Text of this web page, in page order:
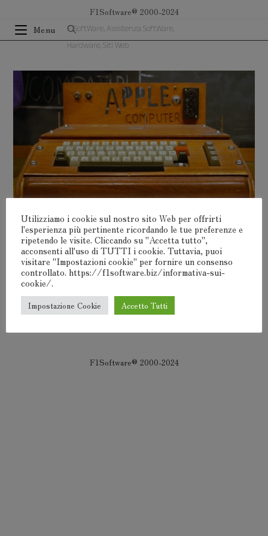
contenuto
F1Software® 2000-2024
Menu
F1SoftWare, Assistenza SoftWare,
Hardware, Siti Web
Lascia Un Commento
Deviconnetterti
F1Software® 2000-2024
Utilizziamo i cookie sul nostro sito Web per offrirti
l'esperienza più pertinente ricordando le tue preferenze e
ripetendo le visite. Cliccando su "Accetta tutto",
acconsenti all'uso di TUTTI i cookie. Tuttavia, puoi
visitare "Impostazioni cookie" per fornire un consenso
controllato. https://f1software.biz/informativa-sui-
cookie/.
Impostazione Cookie Accetto Tutti